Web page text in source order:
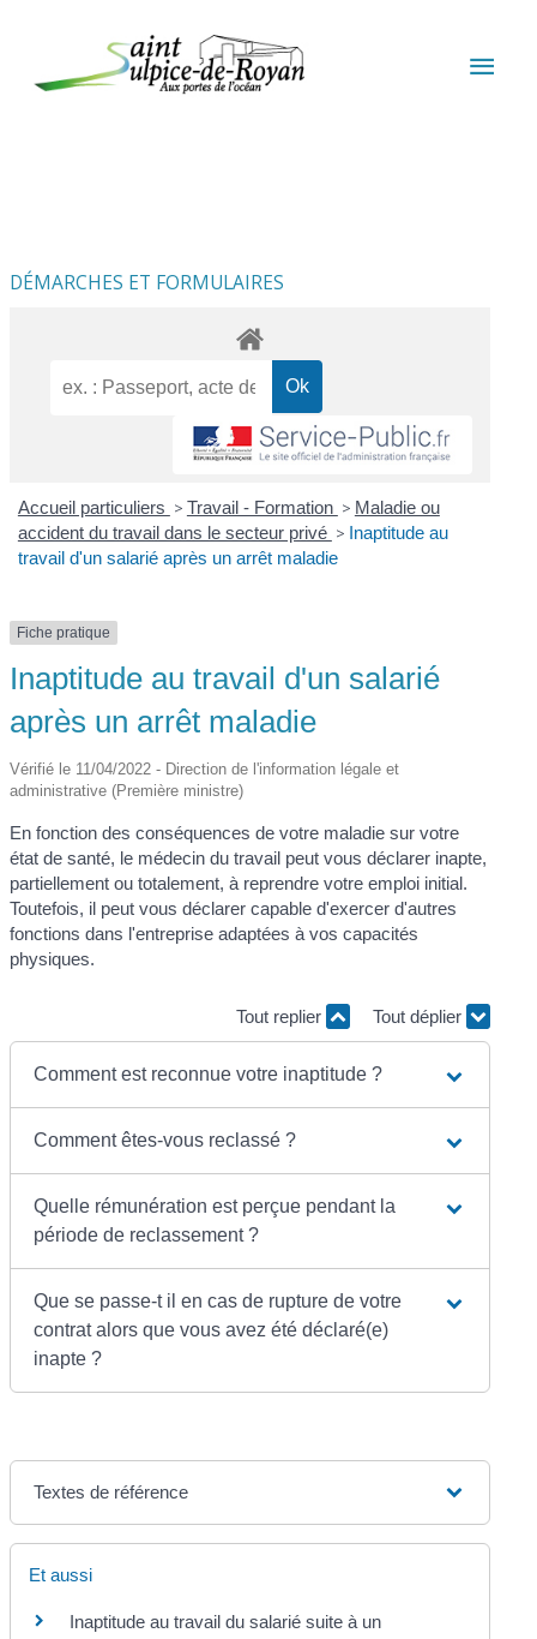
DÉMARCHES ET FORMULAIRES
Accueil particuliers > Travail - Formation > Maladie ou
accident du travail dans le secteur privé > Inaptitude au
travail d'un salarié après un arrêt maladie
Fiche pratique
Inaptitude au travail d'un salarié
après un arrêt maladie
Vérifié le 11/04/2022 - Direction de l'information légale et
administrative (Première ministre)
En fonction des conséquences de votre maladie sur votre
état de santé, le médecin du travail peut vous déclarer inapte,
partiellement ou totalement, à reprendre votre emploi initial.
Toutefois, il peut vous déclarer capable d'exercer d'autres
fonctions dans l'entreprise adaptées à vos capacités
physiques.
Tout replier Tout déplier
Comment est reconnue votre inaptitude ?
Comment êtes-vous reclassé ?
Quelle rémunération est perçue pendant la
période de reclassement ?
Que se passe-t il en cas de rupture de votre
contrat alors que vous avez été déclaré(e)
inapte ?
Textes de référence
Et aussi
Inaptitude au travail du salarié suite à un